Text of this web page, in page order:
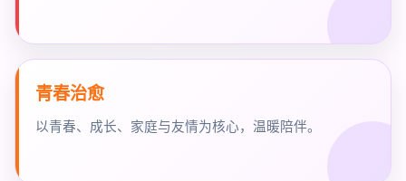
青春治愈
以青春、成长、家庭与友情为核心，温暖陪伴。